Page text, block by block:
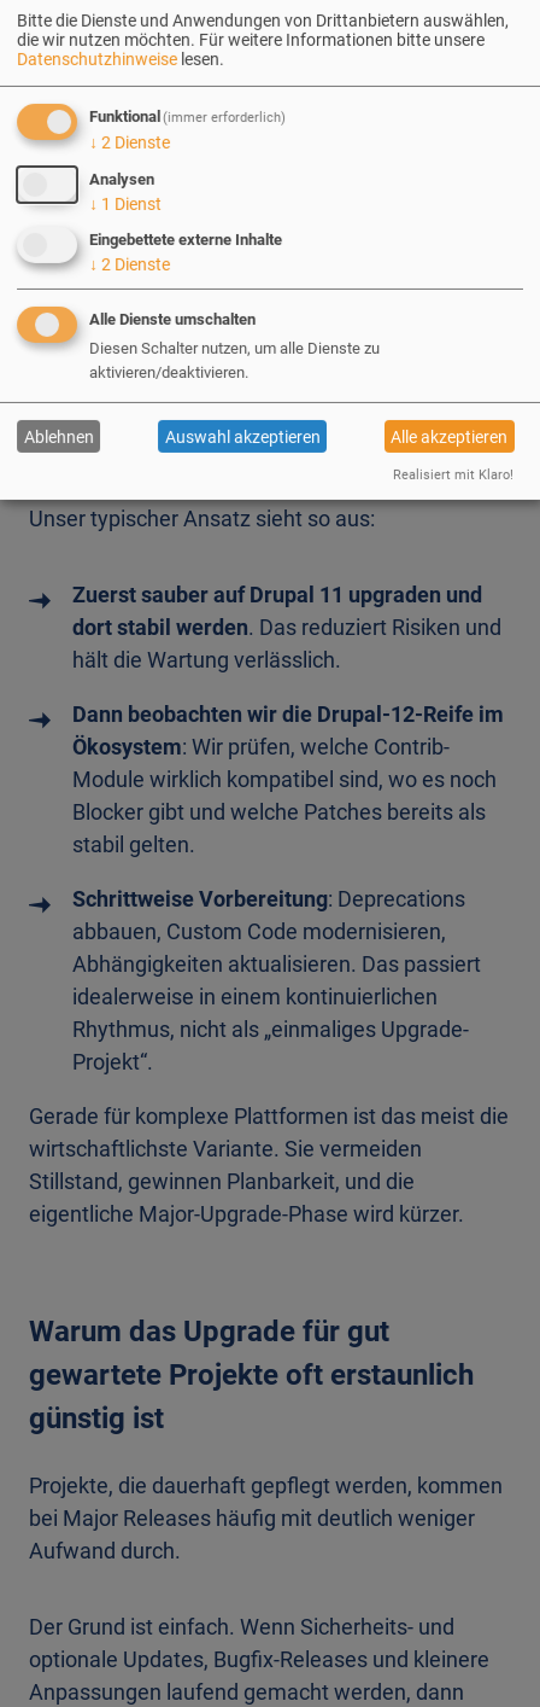
Upgrade-Empfehlungen sehr eng. Drupal.org
veröffentlicht bereits jetzt eine Upgrade-
Dokumentation von Drupal 11 zu Drupal 12. Sie ist
explizit als Work-in-Progress gekennzeichnet, weil
sie vor dem Release weiter reift.
Für unsere Kund:innen heißt das: Wir planen
Drupal 12 als kontrollierten und mittelfristigen
Übergang. Wir informieren unsere Kund:innen
rechtzeitig mit genug Vorlauf und planen das
Upgrade gemeinsam ein.
Roadmap to Drupal 12
Unser typischer Ansatz sieht so aus:
Zuerst sauber auf Drupal 11 upgraden und
dort stabil werden. Das reduziert Risiken und
hält die Wartung verlässlich.
Dann beobachten wir die Drupal-12-Reife im
Ökosystem: Wir prüfen, welche Contrib-
Module wirklich kompatibel sind, wo es noch
Blocker gibt und welche Patches bereits als
stabil gelten.
Schrittweise Vorbereitung: Deprecations
abbauen, Custom Code modernisieren,
Abhängigkeiten aktualisieren. Das passiert
idealerweise in einem kontinuierlichen
Rhythmus, nicht als „einmaliges Upgrade-
Projekt“.
Gerade für komplexe Plattformen ist das meist die
wirtschaftlichste Variante. Sie vermeiden
Stillstand, gewinnen Planbarkeit, und die
eigentliche Major-Upgrade-Phase wird kürzer.
Warum das Upgrade für gut
gewartete Projekte oft erstaunlich
günstig ist
Projekte, die dauerhaft gepflegt werden, kommen
bei Major Releases häufig mit deutlich weniger
Aufwand durch.
Der Grund ist einfach. Wenn Sicherheits- und
optionale Updates, Bugfix-Releases und kleinere
Anpassungen laufend gemacht werden, dann
Bitte die Dienste und Anwendungen von Drittanbietern auswählen,
die wir nutzen möchten. Für weitere Informationen bitte unsere
Datenschutzhinweise lesen.
Funktional(immer erforderlich)
↓ 2 Dienste
Analysen
↓ 1 Dienst
Eingebettete externe Inhalte
↓ 2 Dienste
Alle Dienste umschalten
Diesen Schalter nutzen, um alle Dienste zu
aktivieren/deaktivieren.
Ablehnen Auswahl akzeptieren Alle akzeptieren
Realisiert mit Klaro!